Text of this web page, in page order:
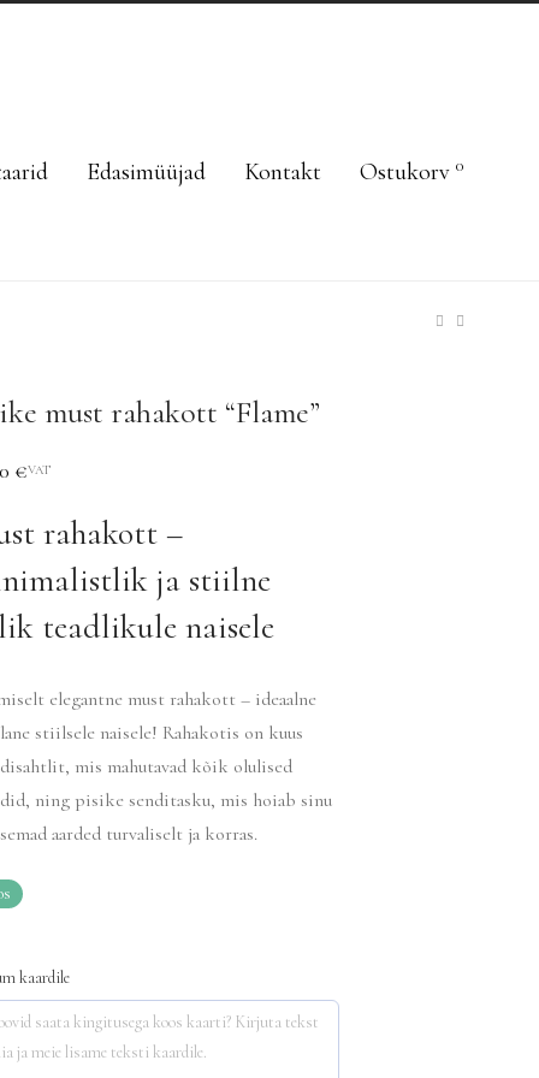
Edasimüüjad Kontakt Ostukorv 0
must rahakott “Flame”
€VAT
rahakott –
ja stiilne
teadlikule naisele
elegantne must rahakott – ideaalne
stiilsele naisele! Rahakotis on kuus
mis mahutavad kõik olulised
ning pisike senditasku, mis hoiab sinu
aarded turvaliselt ja korras.
kaardile